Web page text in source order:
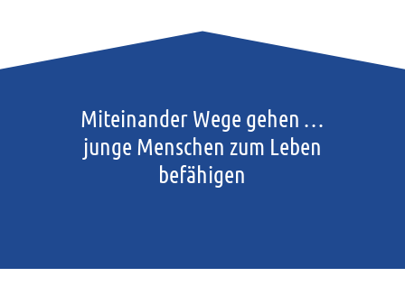
Miteinander Wege gehen …
junge Menschen zum Leben
befähigen